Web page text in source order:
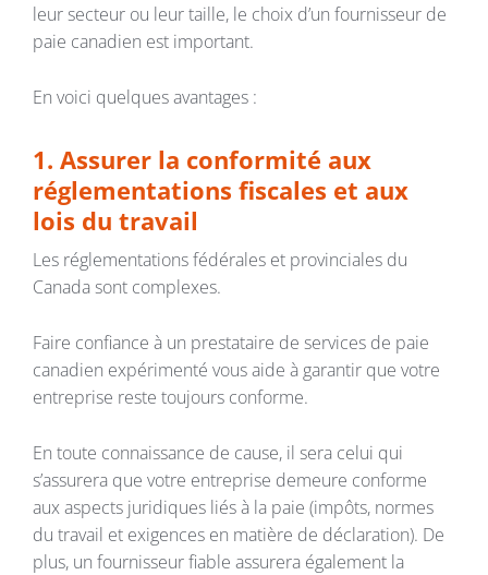
leur secteur ou leur taille, le choix d’un fournisseur de
paie canadien est important.
En voici quelques avantages :
1. Assurer la conformité aux
réglementations fiscales et aux
lois du travail
Les réglementations fédérales et provinciales du
Canada sont complexes.
Faire confiance à un prestataire de services de paie
canadien expérimenté vous aide à garantir que votre
entreprise reste toujours conforme.
En toute connaissance de cause, il sera celui qui
s’assurera que votre entreprise demeure conforme
aux aspects juridiques liés à la paie (impôts, normes
du travail et exigences en matière de déclaration). De
plus, un fournisseur fiable assurera également la